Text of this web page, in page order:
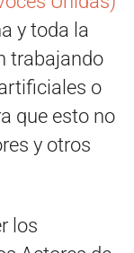
y toda la
trabajando
o
que esto no
y otros
los